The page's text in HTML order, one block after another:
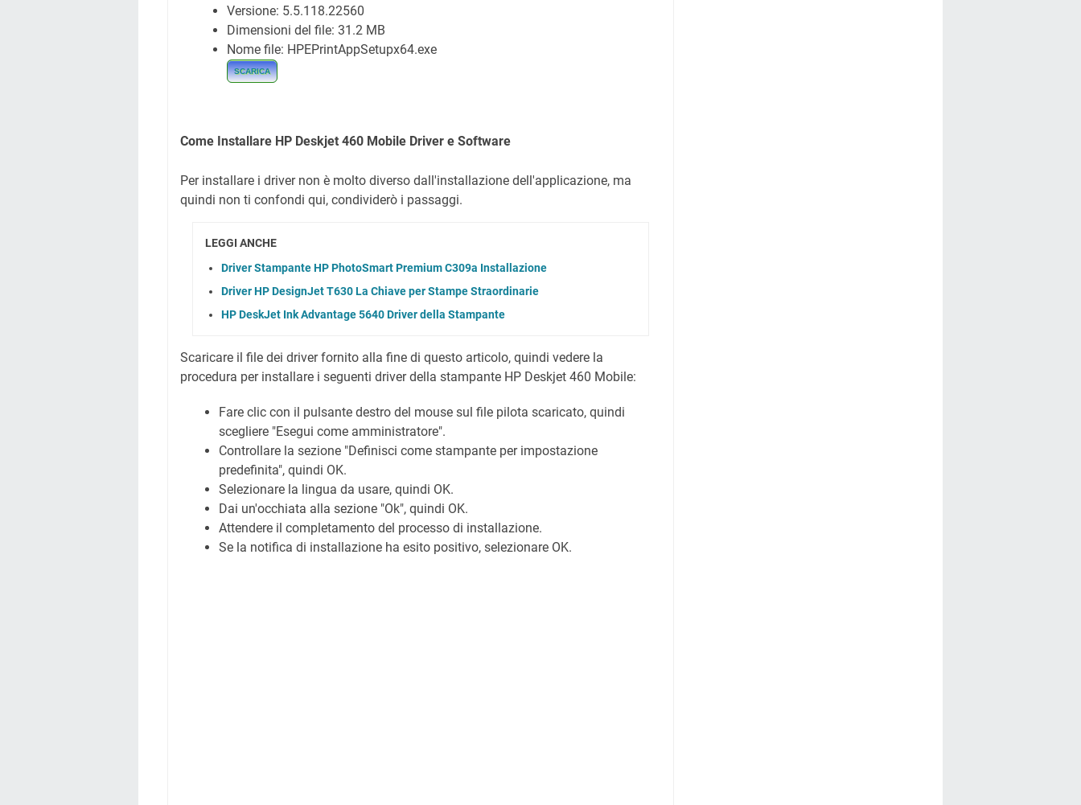
Versione: 5.5.118.22560
Dimensioni del file: 31.2 MB
Nome file: HPEPrintAppSetupx64.exe
SCARICA
Come Installare HP Deskjet 460 Mobile Driver e Software
Per installare i driver non è molto diverso dall'installazione dell'applicazione, ma
quindi non ti confondi qui, condividerò i passaggi.
LEGGI ANCHE
Driver Stampante HP PhotoSmart Premium C309a Installazione
Driver HP DesignJet T630 La Chiave per Stampe Straordinarie
HP DeskJet Ink Advantage 5640 Driver della Stampante
Scaricare il file dei driver fornito alla fine di questo articolo, quindi vedere la
procedura per installare i seguenti driver della stampante HP Deskjet 460 Mobile:
Fare clic con il pulsante destro del mouse sul file pilota scaricato, quindi
scegliere "Esegui come amministratore".
Controllare la sezione "Definisci come stampante per impostazione
predefinita", quindi OK.
Selezionare la lingua da usare, quindi OK.
Dai un'occhiata alla sezione "Ok", quindi OK.
Attendere il completamento del processo di installazione.
Se la notifica di installazione ha esito positivo, selezionare OK.